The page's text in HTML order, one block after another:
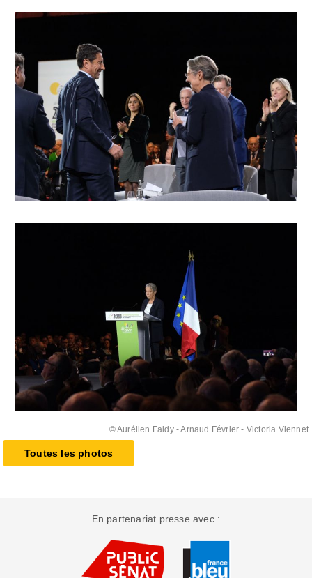
© Aurélien Faidy - Arnaud Février - Victoria Viennet
Toutes les photos
En partenariat presse avec :